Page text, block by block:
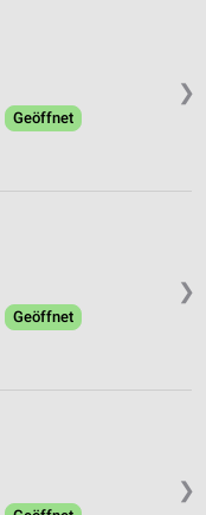
❯
Geöffnet
❯
Geöffnet
❯